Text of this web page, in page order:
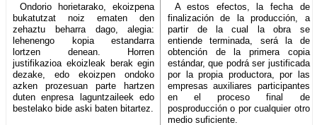
Ondorio horietarako, ekoizpena
bukatutzat noiz ematen den
zehaztu beharra dago, alegia:
lehenengo kopia estandarra
lortzen denean. Horren
justifikazioa ekoizleak berak egin
dezake, edo ekoizpen ondoko
azken prozesuan parte hartzen
duten enpresa laguntzaileek edo
bestelako bide aski baten bitartez.
A estos efectos, la fecha de
finalización de la producción, a
partir de la cual la obra se
entiende terminada, será la de
obtención de la primera copia
estándar, que podrá ser justificada
por la propia productora, por las
empresas auxiliares participantes
en el proceso final de
posproducción o por cualquier otro
medio suficiente.